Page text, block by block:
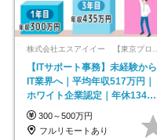
【ITサポート事務】未経験から
IT業界へ｜平均年収517万円｜
ホワイト企業認定｜年休134日
｜リモートOK
300～500万円
フルリモートあり